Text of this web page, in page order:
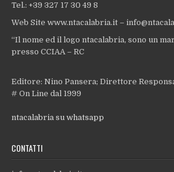
Tel.: +39 327 17 30 49 8
Web Site www.ntacalabria.it –
“Il nome ed il logo ntacalabria, sono un
presso CCIAA – RC
Editore: Nino Pansera; Direttore
# On Line dal 1999
ntacalabria su whatsapp
CONTATTI